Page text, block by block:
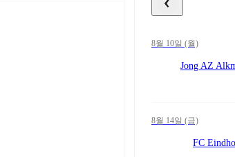
8월 10일 (월)
Jong AZ
8월 14일 (금)
FC